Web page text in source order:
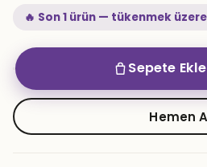
🔥 Son 1 ürün — tükenmek
Yt
Swich
Tech
Nargile
Sepete Ekle
Hemen